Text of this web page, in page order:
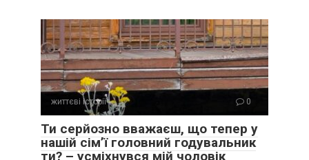
життєві історії 0
Ти серйозно вважаєш, що тепер у
нашій сім’ї головний годувальник
ти? – усміхнувся мій чоловік